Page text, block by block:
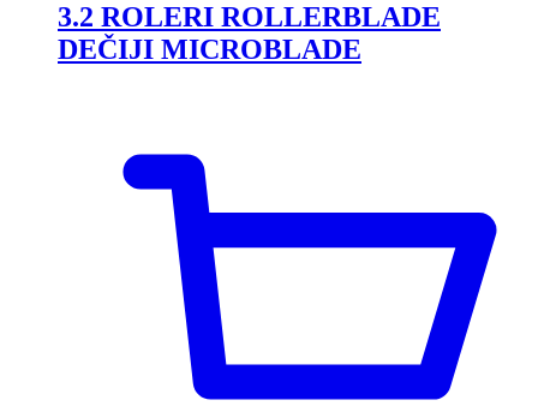
3.2 ROLERI ROLLERBLADE
DEČIJI MICROBLADE